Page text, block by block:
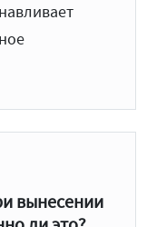
вынесении